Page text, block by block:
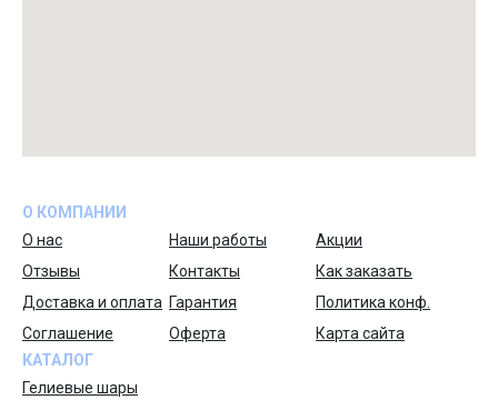
О КОМПАНИИ
О нас
Наши работы
Акции
Отзывы
Контакты
Как заказать
Доставка и оплата Гарантия
Политика конф.
Соглашение
Оферта
Карта сайта
КАТАЛОГ
Гелиевые шары